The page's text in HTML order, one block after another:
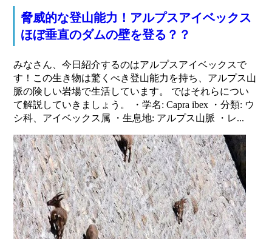
脅威的な登山能力！アルプスアイベックス
ほぼ垂直のダムの壁を登る？？
みなさん、今日紹介するのはアルプスアイベックスで
す！この生き物は驚くべき登山能力を持ち、アルプス山
脈の険しい岩場で生活しています。 ではそれらについ
て解説していきましょう。 ・学名: Capra ibex ・分類: ウ
シ科、アイベックス属 ・生息地: アルプス山脈 ・レ...